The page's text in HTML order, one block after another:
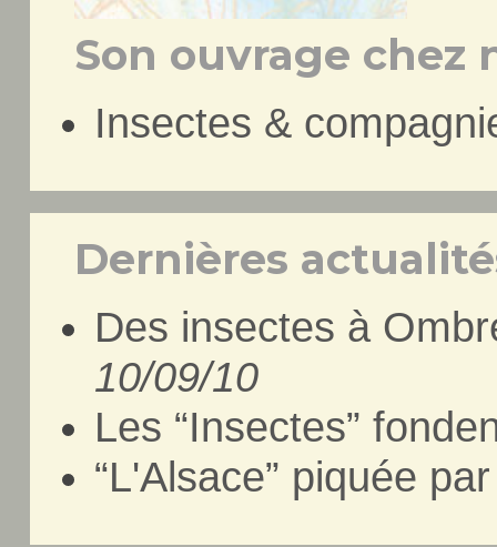
Son ouvrage chez
Insectes &
Dernières
Des insectes à
10/09/10
Les “Insectes”
“L'Alsace” piquée